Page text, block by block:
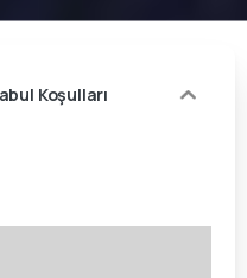
Koşulları